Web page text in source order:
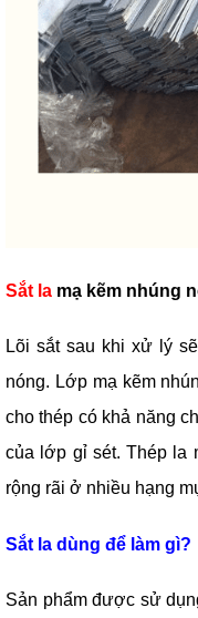
Sắt la mạ kẽm nhúng
Lõi sắt sau khi xử lý
nóng. Lớp mạ kẽm
cho thép có khả năng
của lớp gỉ sét. Thép la
rộng rãi ở nhiều hạng
Sắt la dùng để làm gì?
Sản phẩm được sử